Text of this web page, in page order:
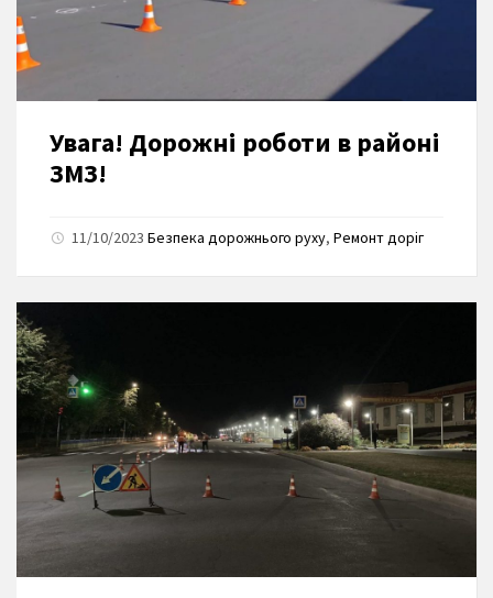
Увага! Дорожні роботи в районі
ЗМЗ!
11/10/2023 Безпека дорожнього руху, Ремонт доріг